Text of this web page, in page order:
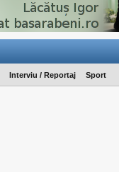
Interviu / Reportaj Sport